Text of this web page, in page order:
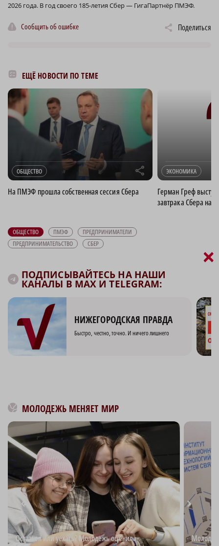
2026 года. В год своего 185-летия Сбер — ГигаПартнёр ПМЭФ.
Сообщить об ошибке Поделиться
ЕЩЁ НОВОСТИ ПО ТЕМЕ
ОБЩЕСТВО r
На ПМЭФ прошла собственная сессия Сбера
ЭКОНОМИКА
Герман Греф
завтрака Сбера на
ОБЩЕСТВО ПМЭФ
ПРЕДПРИНИМАТЕЛИ
ПРЕДПРИНИМАТЕЛЬСТВО
СБЕР
ПОДПИСЫВАЙТЕСЬ НА НАШИ
КАНАЛЫ В MAX И TELEGRAM:
НИЖЕГОРОДСКАЯ ПРАВДА
Быстро, честно, точно. И ничего лишнего
МОЛОДЕЖЬ МЕНЯЕТ МИР
Остаться или уехать? Молодежь оценила
×